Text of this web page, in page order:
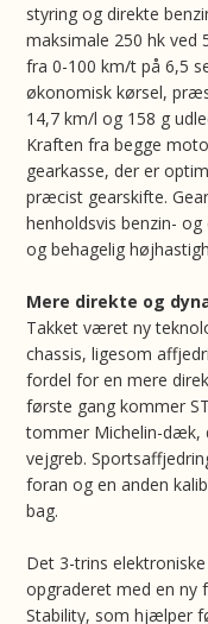
styring og direkte
maksimale 250 hk ved
fra 0-100 km/t på 6,5
økonomisk kørsel,
14,7 km/l og 158 g
Kraften fra begge
gearkasse, der er
præcist gearskifte.
henholdsvis benzin-
og behagelig
Mere direkte og
Takket været ny
chassis, ligesom
fordel for en mere
første gang kommer
tommer Michelin-dæk,
vejgreb.
foran og en anden
bag.
Det 3-trins
opgraderet med en ny
Stability, som hjælper